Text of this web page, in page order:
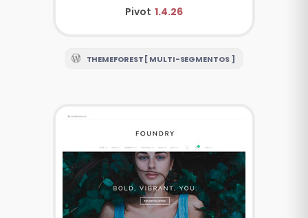
Pivot 1.4.26
THEMEFOREST [ MULTI-SEGMENTOS ]